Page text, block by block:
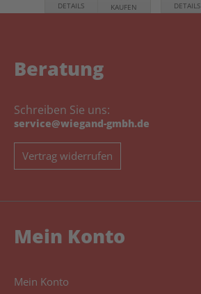
DETAILS KAUFEN DETAILS
Beratung
Schreiben Sie uns:
service@wiegand-gmbh.de
Vertrag widerrufen
Mein Konto
Mein Konto